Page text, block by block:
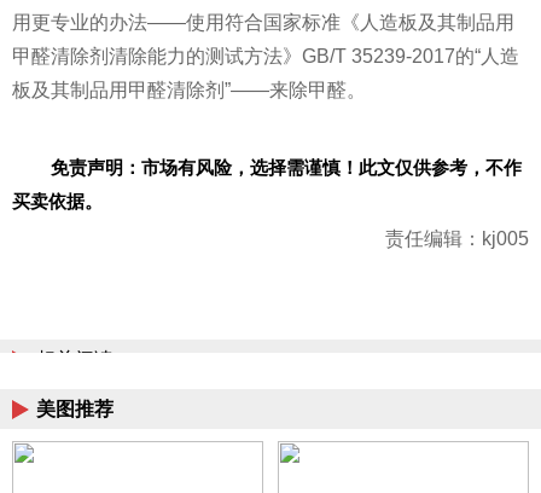
用更专业的办法——使用符合国家标准《人造板及其制品用
甲醛清除剂清除能力的测试方法》GB/T 35239-2017的“人造
板及其制品用甲醛清除剂”——来除甲醛。
免责声明：市场有风险，选择需谨慎！此文仅供参考，不作
买卖依据。
责任编辑：kj005
相关阅读
美图推荐